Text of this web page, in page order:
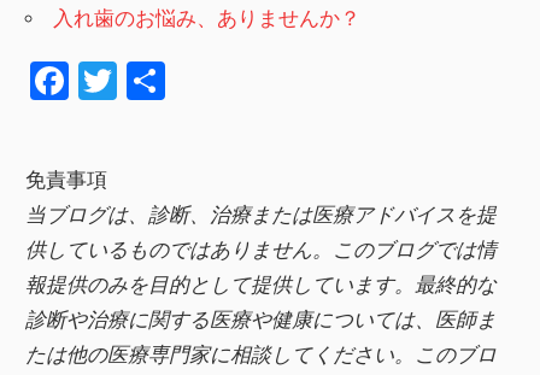
入れ歯のお悩み、ありませんか？
F
c
e
b
o
o
k
T
er
免責事項
当ブログは、診断、治療または医療アドバイスを提
供しているものではありません。このブログでは情
報提供のみを目的として提供しています。最終的な
診断や治療に関する医療や健康については、医師ま
たは他の医療専門家に相談してください。このブロ